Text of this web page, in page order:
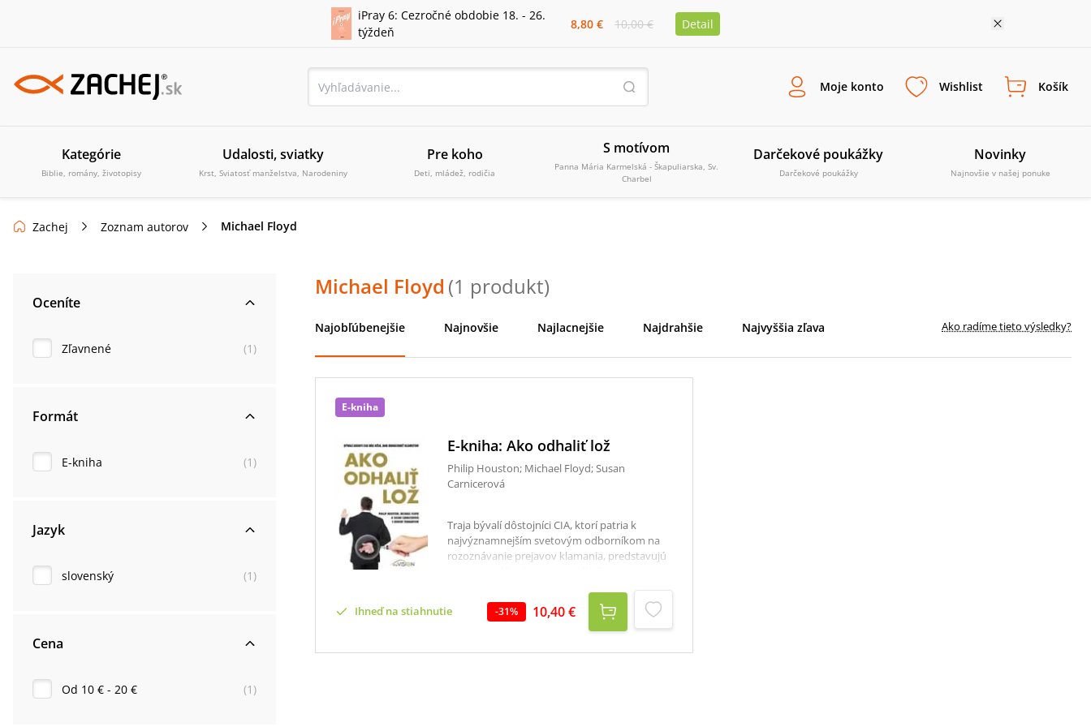
iPray 6: Cezročné obdobie 18. - 26.
týždeň
8,80 € 10,00 € Detail
Moje konto Wishlist Košík
Kategórie
Biblie, romány, životopisy
Udalosti, sviatky
Krst, Sviatosť manželstva, Narodeniny
Pre koho
Deti, mládež, rodičia
S motívom
Panna Mária Karmelská - Škapuliarska, Sv.
Charbel
Darčekové poukážky
Darčekové poukážky
Novinky
Najnovšie v našej ponuke
Zachej Zoznam autorov Michael Floyd
Oceníte
Zľavnené (1 )
Formát
E-kniha (1 )
Jazyk
slovenský (1 )
Cena
Od 10 € - 20 € (1 )
Michael Floyd (1 produkt)
Najobľúbenejšie Najnovšie Najlacnejšie Najdrahšie Najvyššia zľava Ako radíme tieto výsledky?
E-kniha
E-kniha: Ako odhaliť lož
Philip Houston; Michael Floyd; Susan
Carnicerová
Traja bývalí dôstojníci CIA, ktorí patria k
najvýznamnejším svetovým odborníkom na
rozoznávanie prejavov klamania, predstavujú
lži.Predstavte si, ako by sa zmenil váš život,
keby ste dokázali rozoznať, či vám niekto
klame alebo hovorí pravdu. Či už prijímate
nového zamestnanca, chystáte finančnú
Ihneď na stiahnutie -31% 10,40 €